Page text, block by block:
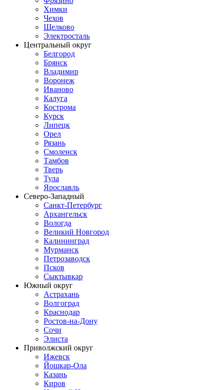
Химки
Чехов
Щелково
Электросталь
Центральный округ
Белгород
Брянск
Владимир
Воронеж
Иваново
Калуга
Кострома
Курск
Липецк
Орел
Рязань
Смоленск
Тамбов
Тверь
Тула
Ярославль
Северо-Западный
Санкт-Петербург
Архангельск
Вологда
Великий Новгород
Калининград
Мурманск
Петрозаводск
Псков
Сыктывкар
Южный округ
Астрахань
Волгоград
Краснодар
Ростов-на-Дону
Сочи
Элиста
Приволжский округ
Ижевск
Йошкар-Ола
Казань
Киров